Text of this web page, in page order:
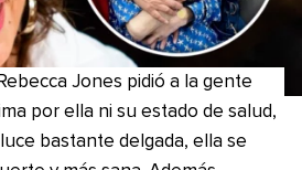
Jones pidió a la gente
por ella ni su estado de salud,
bastante delgada, ella se